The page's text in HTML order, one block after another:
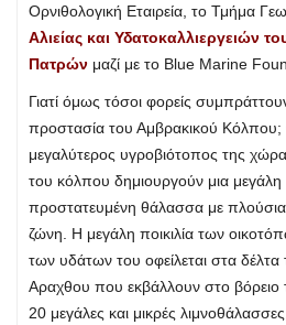
Ορνιθολογική Εταιρεία, το Τμήμα
Αλιείας και Υδατοκαλλιεργειών
Πατρών μαζί με το Blue Marine
Γιατί όμως τόσοι φορείς
προστασία του Αμβρακικού Κόλπου;
μεγαλύτερος υγροβιότοπος της
του κόλπου δημιουργούν μια μεγάλη
προστατευμένη θάλασσα με πλούσια
ζώνη. Η μεγάλη ποικιλία των
των υδάτων του οφείλεται στα
Αραχθου που εκβάλλουν στο βόρειο
20 μεγάλες και μικρές